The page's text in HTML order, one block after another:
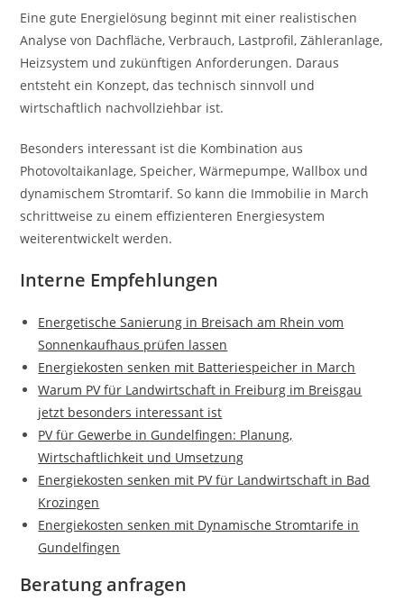
Eine gute Energielösung beginnt mit einer realistischen
Analyse von Dachfläche, Verbrauch, Lastprofil, Zähleranlage,
Heizsystem und zukünftigen Anforderungen. Daraus
entsteht ein Konzept, das technisch sinnvoll und
wirtschaftlich nachvollziehbar ist.
Besonders interessant ist die Kombination aus
Photovoltaikanlage, Speicher, Wärmepumpe, Wallbox und
dynamischem Stromtarif. So kann die Immobilie in March
schrittweise zu einem effizienteren Energiesystem
weiterentwickelt werden.
Interne Empfehlungen
Energetische Sanierung in Breisach am Rhein vom
Sonnenkaufhaus prüfen lassen
Energiekosten senken mit Batteriespeicher in March
Warum PV für Landwirtschaft in Freiburg im Breisgau
jetzt besonders interessant ist
PV für Gewerbe in Gundelfingen: Planung,
Wirtschaftlichkeit und Umsetzung
Energiekosten senken mit PV für Landwirtschaft in Bad
Krozingen
Energiekosten senken mit Dynamische Stromtarife in
Gundelfingen
Beratung anfragen